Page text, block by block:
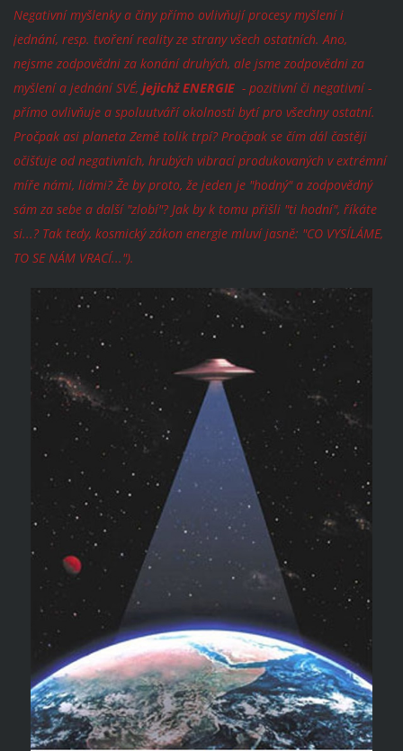
Negativní myšlenky a činy přímo ovlivňují procesy myšlení i
jednání, resp. tvoření reality ze strany všech ostatních. Ano,
nejsme zodpovědni za konání druhých, ale jsme zodpovědni za
myšlení a jednání SVÉ, jejichž ENERGIE - pozitivní či negativní -
přímo ovlivňuje a spoluutváří okolnosti bytí pro všechny ostatní.
Pročpak asi planeta Země tolik trpí? Pročpak se čím dál častěji
očišťuje od negativních, hrubých vibrací produkovaných v extrémní
míře námi, lidmi? Že by proto, že jeden je "hodný" a zodpovědný
sám za sebe a další "zlobí"? Jak by k tomu přišli "ti hodní", říkáte
si...? Tak tedy, kosmický zákon energie mluví jasně: "CO VYSÍLÁME,
TO SE NÁM VRACÍ...").